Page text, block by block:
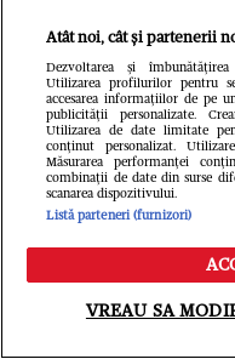
Ioana
majoratul
invitați: „O să
petrecere,
mai pot să
Meniu Caută
Atât noi, cât și partenerii
Dezvoltarea și
Utilizarea profilurilor pentru
accesarea informațiilor de pe
publicității personalizate.
Utilizarea de date limitate
conținut personalizat.
Măsurarea performanței
combinații de date din surse
scanarea dispozitivului.
Listă parteneri (furnizori)
VREAU SA